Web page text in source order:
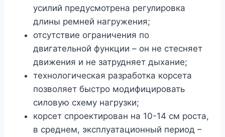
усилий предусмотрена регулировка
длины ремней нагружения;
отсутствие ограничения по
двигательной функции – он не стесняет
движения и не затрудняет дыхание;
технологическая разработка корсета
позволяет быстро модифицировать
силовую схему нагрузки;
корсет спроектирован на 10-14 см роста,
в среднем, эксплуатационный период –